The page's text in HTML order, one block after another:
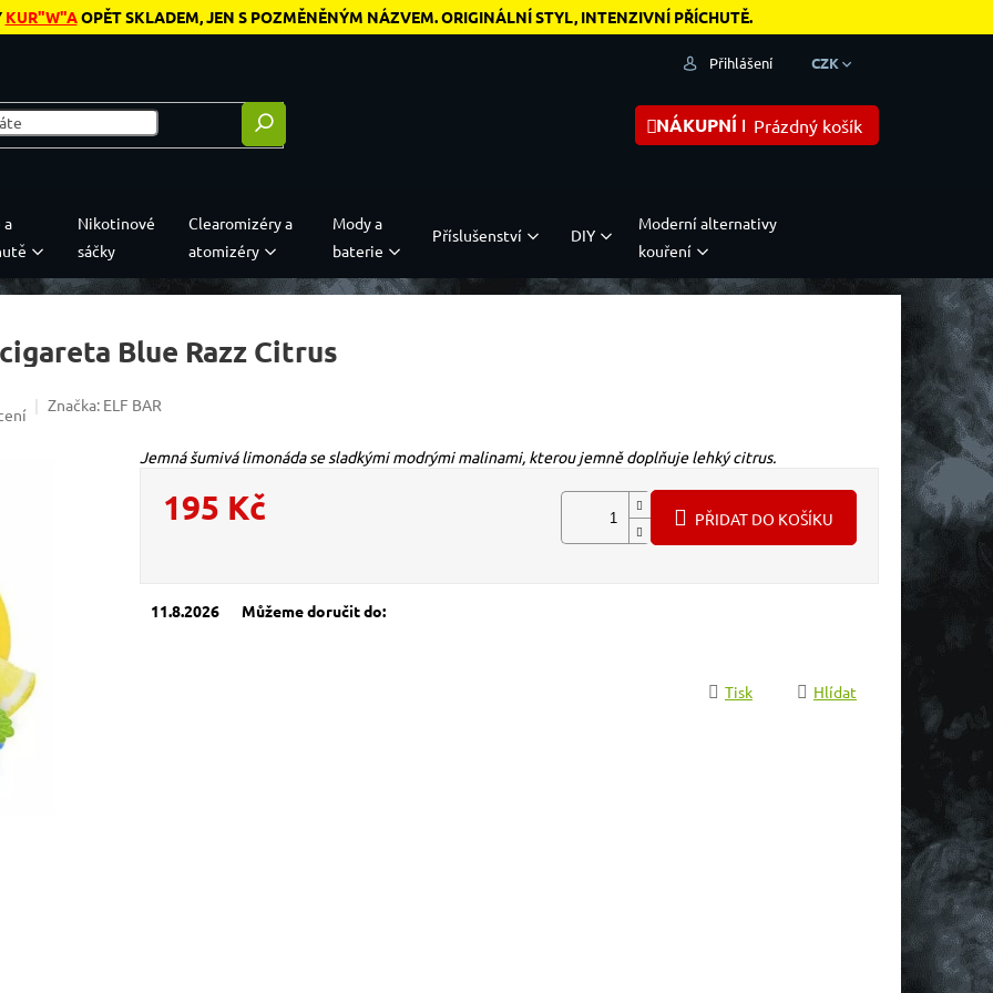
KUR"W"AOPĚT SKLADEM, JEN S POZMĚNĚNÝM NÁZVEM. ORIGINÁLNÍ STYL, INTENZIVNÍ PŘÍCHUTĚ.
CZK
Přihlášení
NÁKUPNÍ KOŠÍKPrázdný košík
a
Nikotinové
sáčky
Clearomizéry a
atomizéry
Mody a
baterie
Příslušenství DIY
Moderní alternativy
kouření
Blue Razz Citrus
z 5 hvězdiček.
Značka: ELF BAR
195 Kč
Můžeme doručit do:
11.8.2026
PŘIDAT DO KOŠÍKU
Jemná šumivá limonáda se sladkými modrými malinami, kterou jemně doplňuje lehký citrus.
Tisk Hlídat